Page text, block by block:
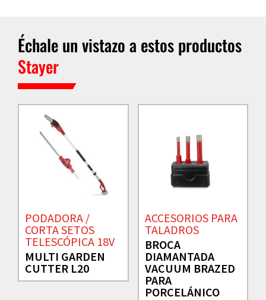
Échale un vistazo a estos productos
Stayer
PODADORA /
CORTA SETOS
TELESCÓPICA 18V
MULTI GARDEN
CUTTER L20
ACCESORIOS PARA
TALADROS
BROCA
DIAMANTADA
VACUUM BRAZED
PARA
PORCELÁNICO